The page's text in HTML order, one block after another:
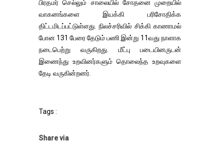
பிரதமர் செல்லும் சாலையில் சோதனை முறையில்
வாகனங்களை இயக்கி பரிசோதிக்க
திட்டமிடப்பட்டுள்ளது. நிலச்சரிவில் சிக்கி காணாமல்
போன 131 பேரை தேடும் பணி இன்று 11வது நாளாக
நடைபெற்று வருகிறது. மீட்பு படையினருடன்
இணைந்து உறவினர்களும் தொலைந்த உறவுகளை
தேடி வருகின்றனர்.
Tags :
Share via